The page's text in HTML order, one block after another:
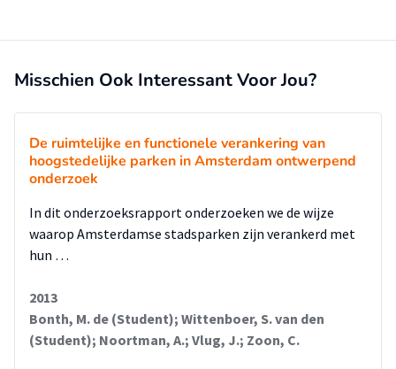
Misschien Ook Interessant Voor Jou?
De ruimtelijke en functionele verankering van
hoogstedelijke parken in Amsterdam ontwerpend
onderzoek
In dit onderzoeksrapport onderzoeken we de wijze
waarop Amsterdamse stadsparken zijn verankerd met
hun …
2013
Bonth, M. de (Student); Wittenboer, S. van den
(Student); Noortman, A.; Vlug, J.; Zoon, C.